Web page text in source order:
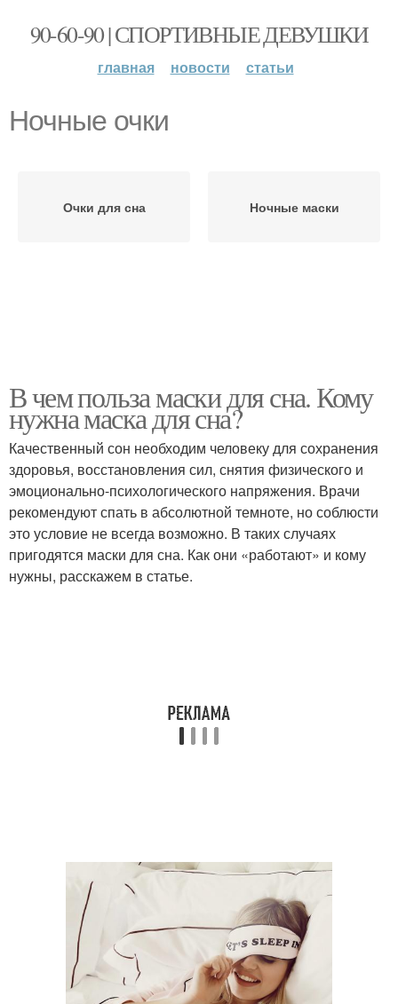
90-60-90 | СПОРТИВНЫЕ ДЕВУШКИ
главная новости статьи
Ночные очки
Очки для сна Ночные маски
В чем польза маски для сна. Кому
нужна маска для сна?
Качественный сон необходим человеку для сохранения
здоровья, восстановления сил, снятия физического и
эмоционально-психологического напряжения. Врачи
рекомендуют спать в абсолютной темноте, но соблюсти
это условие не всегда возможно. В таких случаях
пригодятся маски для сна. Как они «работают» и кому
нужны, расскажем в статье.